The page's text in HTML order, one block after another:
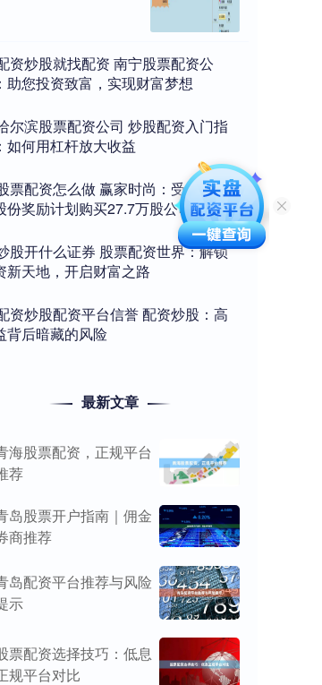
资炒股就找配资 南宁股票配资公
助您投资致富，实现财富梦想
尔滨股票配资公司 炒股配资入门指
如何用杠杆放大收益
票配资怎么做 赢家时尚：受托人根
份奖励计划购买27.7万股公司股份
股开什么证券 股票配资世界：解锁
新天地，开启财富之路
资炒股配资平台信誉 配资炒股：高
背后暗藏的风险
最新文章
海股票配资，正规平台
荐
岛股票开户指南｜佣金
商推荐
岛配资平台推荐与风险
示
票配资选择技巧：低息
规平台对比